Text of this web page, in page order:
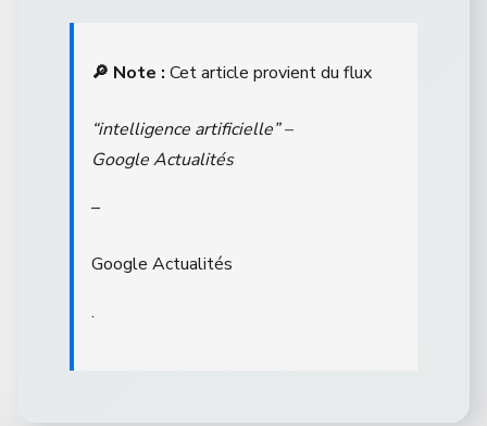
🔎 Note : Cet article provient du flux
“intelligence artificielle” –
Google Actualités
–
Google Actualités
.